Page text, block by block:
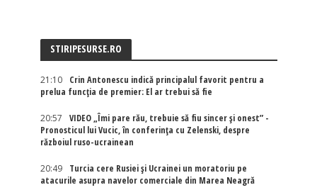
STIRIPESURSE.RO
21:10
Crin Antonescu indică principalul favorit pentru a
prelua funcția de premier: El ar trebui să fie
20:57
VIDEO „Îmi pare rău, trebuie să fiu sincer și onest” -
Pronosticul lui Vucic, în conferința cu Zelenski, despre
războiul ruso-ucrainean
20:49
Turcia cere Rusiei și Ucrainei un moratoriu pe
atacurile asupra navelor comerciale din Marea Neagră